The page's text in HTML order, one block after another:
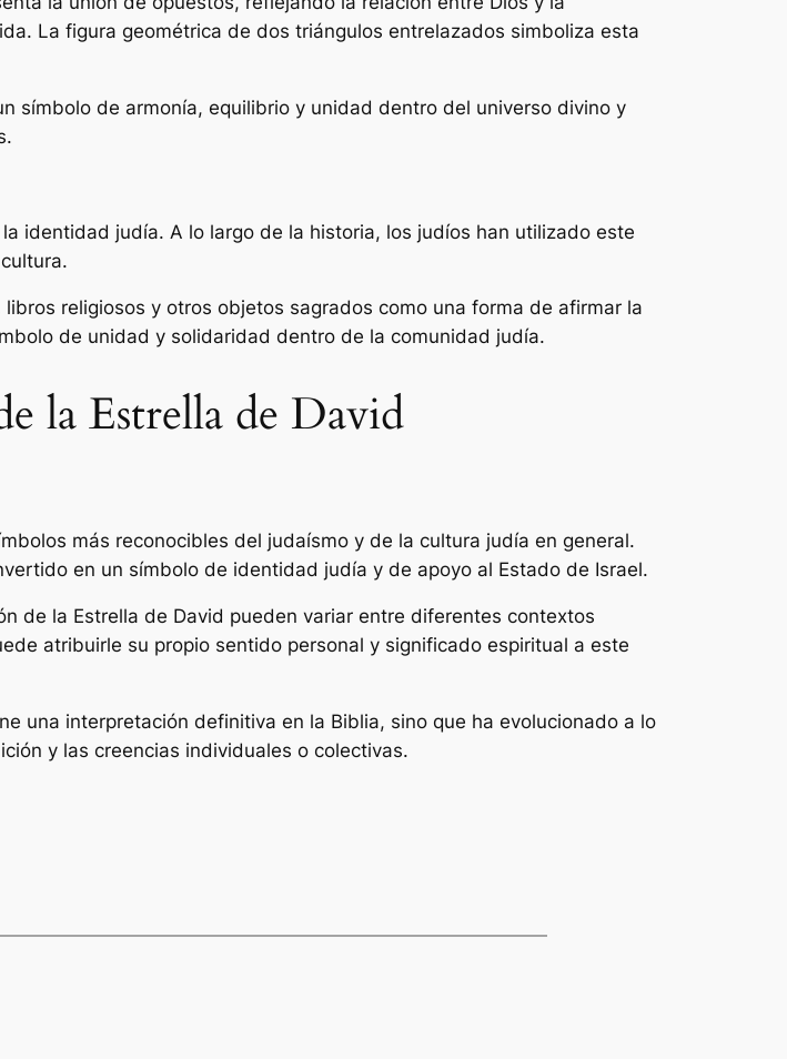
La figura geométrica de dos triángulos entrelazados simboliza esta
símbolo de armonía, equilibrio y unidad dentro del universo divino y
identidad judía. A lo largo de la historia, los judíos han utilizado este
religiosos y otros objetos sagrados como una forma de afirmar la
de unidad y solidaridad dentro de la comunidad judía.
la Estrella de David
más reconocibles del judaísmo y de la cultura judía en general.
en un símbolo de identidad judía y de apoyo al Estado de Israel.
de la Estrella de David pueden variar entre diferentes contextos
atribuirle su propio sentido personal y significado espiritual a este
una interpretación definitiva en la Biblia, sino que ha evolucionado a lo
y las creencias individuales o colectivas.